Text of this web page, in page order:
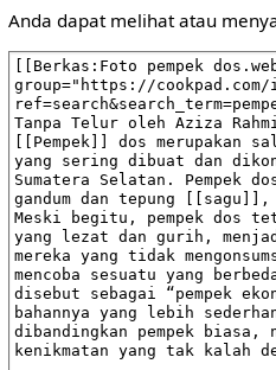
Anda dapat melihat atau